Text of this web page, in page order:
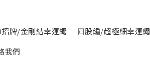
牌/金剛結幸運繩 四股編/超極細幸運繩
我們